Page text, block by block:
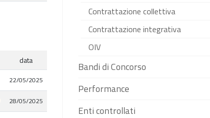
data
22/05/2025
28/05/2025
Contrattazione collettiva
Contrattazione integrativa
OIV
Bandi di Concorso
Performance
Enti controllati